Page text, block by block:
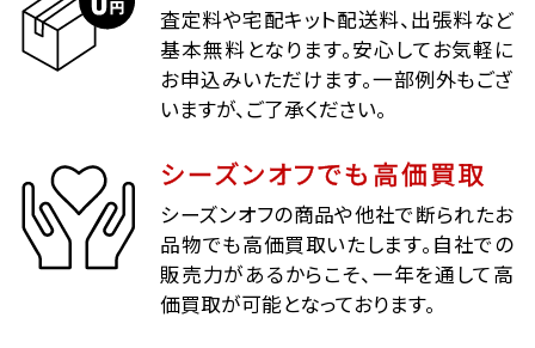
査定料や宅配キット配送料、出張料など
基本無料となります。安心してお気軽に
お申込みいただけます。一部例外もござ
いますが、ご了承ください。
シーズンオフでも高価買取
シーズンオフの商品や他社で断られたお
品物でも高価買取いたします。自社での
販売力があるからこそ、一年を通して高
価買取が可能となっております。